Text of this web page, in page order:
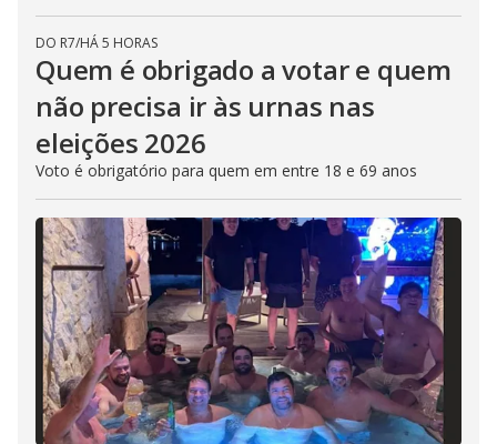
DO R7/HÁ 5 HORAS
Quem é obrigado a votar e quem
não precisa ir às urnas nas
eleições 2026
Voto é obrigatório para quem em entre 18 e 69 anos